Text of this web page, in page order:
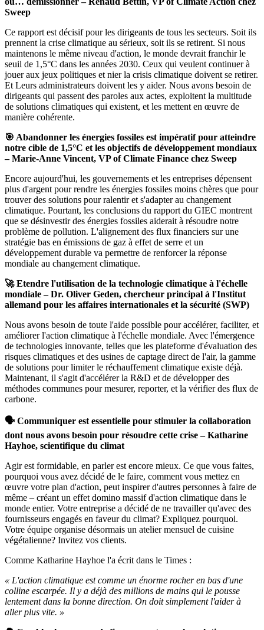
Sweep
Ce rapport est décisif pour les dirigeants de tous les secteurs. Soit ils
prennent la crise climatique au sérieux, soit ils se retirent. Si nous
maintenons le même niveau d'action, le monde devrait franchir le
seuil de 1,5°C dans les années 2030. Ceux qui veulent continuer à
jouer aux jeux politiques et nier la crisis climatique doivent se retirer.
Et Leurs administrateurs doivent les y aider. Nous avons besoin de
dirigeants qui passent des paroles aux actes, exploitent la multitude
de solutions climatiques qui existent, et les mettent en œuvre de
manière cohérente.
🎯 Abandonner les énergies fossiles est impératif pour atteindre
notre cible de 1,5°C et les objectifs de développement mondiaux
– Marie-Anne Vincent, VP of Climate Finance chez Sweep
Encore aujourd'hui, les gouvernements et les entreprises dépensent
plus d'argent pour rendre les énergies fossiles moins chères que pour
trouver des solutions pour ralentir et s'adapter au changement
climatique. Pourtant, les conclusions du rapport du GIEC montrent
que se désinvestir des énergies fossiles aiderait à résoudre notre
problème de pollution. L'alignement des flux financiers sur une
stratégie bas en émissions de gaz à effet de serre et un
développement durable va permettre de renforcer la réponse
mondiale au changement climatique.
🚀 Etendre l'utilisation de la technologie climatique à l'échelle
mondiale – Dr. Oliver Geden, chercheur principal à l'Institut
allemand pour les affaires internationales et la sécurité (SWP)
Nous avons besoin de toute l'aide possible pour accélérer, faciliter, et
améliorer l'action climatique à l'échelle mondiale. Avec l'émergence
de technologies innovante, telles que les plateforme d'évaluation des
risques climatiques et des usines de captage direct de l'air, la gamme
de solutions pour limiter le réchauffement climatique existe déjà.
Maintenant, il s'agit d'accélérer la R&D et de développer des
méthodes communes pour mesurer, reporter, et la vérifier des flux de
carbone.
🗣️ Communiquer est essentielle pour stimuler la collaboration
dont nous avons besoin pour résoudre cette crise – Katharine
Hayhoe, scientifique du climat
Agir est formidable, en parler est encore mieux. Ce que vous faites,
pourquoi vous avez décidé de le faire, comment vous mettez en
œuvre votre plan d'action, peut inspirer d'autres personnes à faire de
même – créant un effet domino massif d'action climatique dans le
monde entier. Votre entreprise a décidé de ne travailler qu'avec des
fournisseurs engagés en faveur du climat? Expliquez pourquoi.
Votre équipe organise désormais un atelier mensuel de cuisine
végétalienne? Invitez vos clients.
Comme Katharine Hayhoe l'a écrit dans le Times :
« L'action climatique est comme un énorme rocher en bas d'une
colline escarpée. Il y a déjà des millions de mains qui le pousse
lentement dans la bonne direction. On doit simplement l'aider à
aller plus vite. »